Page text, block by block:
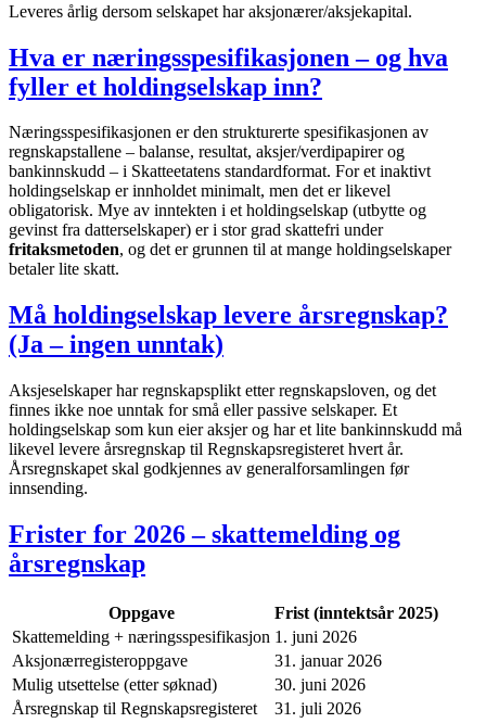
Leveres årlig dersom selskapet har aksjonærer/aksjekapital.
Hva er næringsspesifikasjonen – og hva
fyller et holdingselskap inn?
Næringsspesifikasjonen er den strukturerte spesifikasjonen av
regnskapstallene – balanse, resultat, aksjer/verdipapirer og
bankinnskudd – i Skatteetatens standardformat. For et inaktivt
holdingselskap er innholdet minimalt, men det er likevel
obligatorisk. Mye av inntekten i et holdingselskap (utbytte og
gevinst fra datterselskaper) er i stor grad skattefri under
fritaksmetoden, og det er grunnen til at mange holdingselskaper
betaler lite skatt.
Må holdingselskap levere årsregnskap?
(Ja – ingen unntak)
Aksjeselskaper har regnskapsplikt etter regnskapsloven, og det
finnes ikke noe unntak for små eller passive selskaper. Et
holdingselskap som kun eier aksjer og har et lite bankinnskudd må
likevel levere årsregnskap til Regnskapsregisteret hvert år.
Årsregnskapet skal godkjennes av generalforsamlingen før
innsending.
Frister for 2026 – skattemelding og
årsregnskap
Oppgave
Frist (inntektsår 2025)
Skattemelding + næringsspesifikasjon 1. juni 2026
Aksjonærregisteroppgave
31. januar 2026
Mulig utsettelse (etter søknad)
30. juni 2026
Årsregnskap til Regnskapsregisteret
31. juli 2026